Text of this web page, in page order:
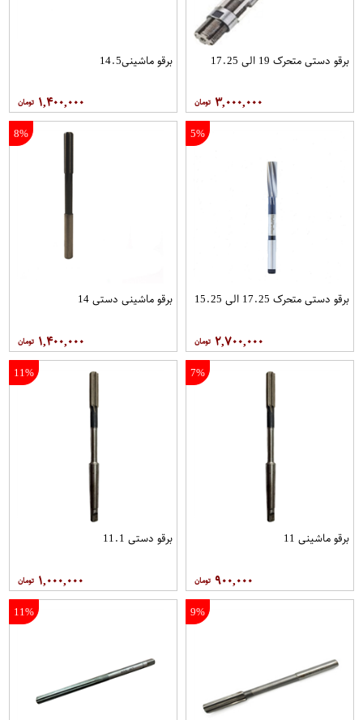
برقو دستی متحرک 19 الی 17.25
۳,۰۰۰,۰۰۰
برقو ماشینی14.5
۱,۴۰۰,۰۰۰
5%
برقو دستی متحرک 17.25 الی 15.25
۲,۷۰۰,۰۰۰
8%
برقو ماشینی دستی 14
۱,۴۰۰,۰۰۰
7%
برقو ماشینی 11
۹۰۰,۰۰۰
11%
برقو دستی 11.1
۱,۰۰۰,۰۰۰
9%
11%